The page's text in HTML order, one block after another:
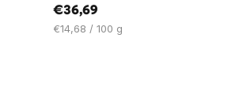
€36,69
Цена
€14,68 / 100 g